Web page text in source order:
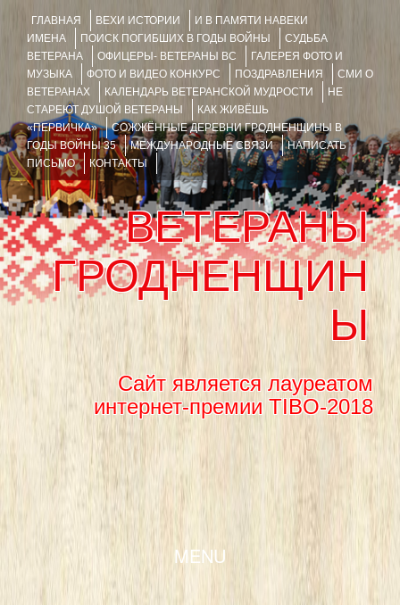
ГЛАВНАЯ ВЕХИ ИСТОРИИ
И В ПАМЯТИ НАВЕКИ
ИМЕНА
ПОИСК ПОГИБШИХ В ГОДЫ ВОЙНЫ
СУДЬБА
ВЕТЕРАНА
ОФИЦЕРЫ- ВЕТЕРАНЫ ВС
ГАЛЕРЕЯ ФОТО И
МУЗЫКА
ФОТО И ВИДЕО КОНКУРС ПОЗДРАВЛЕНИЯ
СМИ О
ВЕТЕРАНАХ
КАЛЕНДАРЬ ВЕТЕРАНСКОЙ МУДРОСТИ
НЕ
СТАРЕЮТ ДУШОЙ ВЕТЕРАНЫ
КАК ЖИВЁШЬ
«ПЕРВИЧКА»
СОЖЖЁННЫЕ ДЕРЕВНИ ГРОДНЕНЩИНЫ В
ГОДЫ ВОЙНЫ 35
МЕЖДУНАРОДНЫЕ СВЯЗИ
НАПИСАТЬ
ПИСЬМО
КОНТАКТЫ
ВЕТЕРАНЫ
ГРОДНЕНЩИН
Ы
Сайт является лауреатом
интернет-премии TIBO-2018
MENU